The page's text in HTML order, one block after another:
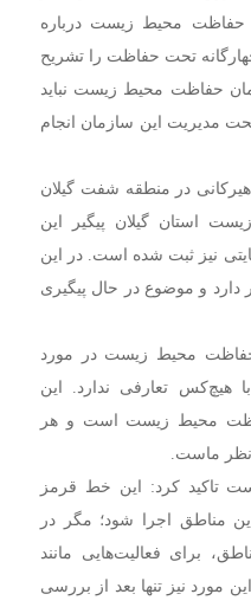
حفاظت محیط زیست درباره
تحت حفاظت را تشریح
حفاظت محیط زیست نباید
مدیریت این سازمان انجام
در منطقه شفت گیلان
استان گیلان پیگیر این
نیز ثبت شده است. در این
دارد و موضوع در حال پیگیری
محیط زیست در مورد
هیچ‌کس تعارفی ندارد. این
محیط زیست است و هر
نظر ماست.
تاکید کرد: این خط قرمز
مناطق اجرا شود؛ مگر در
برای فعالیت‌هایی مانند
مورد نیز تنها بعد از بررسی